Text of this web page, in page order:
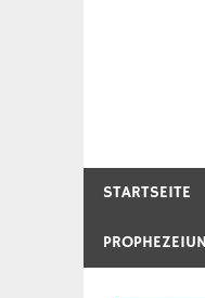
STARTSEITE